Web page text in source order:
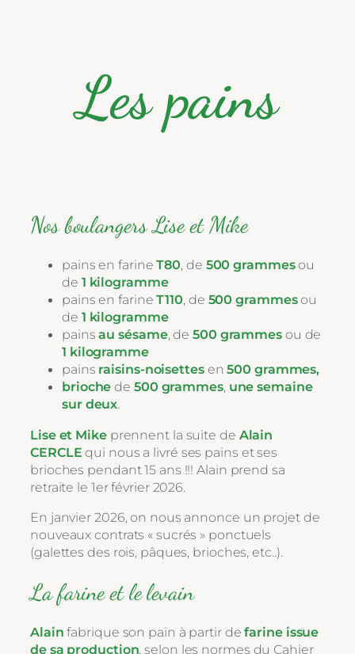
Les pains
Nos boulangers Lise et Mike
pains en farineT80, de 500 grammesou
de 1 kilogramme
pains en farineT110, de 500 grammesou
de 1 kilogramme
painsau sésame, de500 grammesou de
1 kilogramme
pains raisins-noisettesen500 grammes,
brioche de 500 grammes, une semaine
sur deux.
Lise et Mikeprennent la suite de Alain
CERCLE qui nous a livré ses pains et ses
brioches pendant 15 ans !!! Alain prend sa
retraite le 1er février 2026.
En janvier 2026, on nous annonce un projet de
nouveaux contrats « sucrés » ponctuels
(galettes des rois, pâques, brioches, etc..).
La farine et le levain
Alain fabrique son pain à partir defarine issue
de sa production, selon les normes du Cahier